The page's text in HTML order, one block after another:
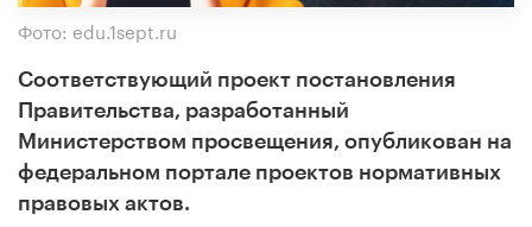
Фото: edu.1sept.ru
Соответствующий проект постановления
Правительства, разработанный
Министерством просвещения, опубликован на
федеральном портале проектов нормативных
правовых актов.